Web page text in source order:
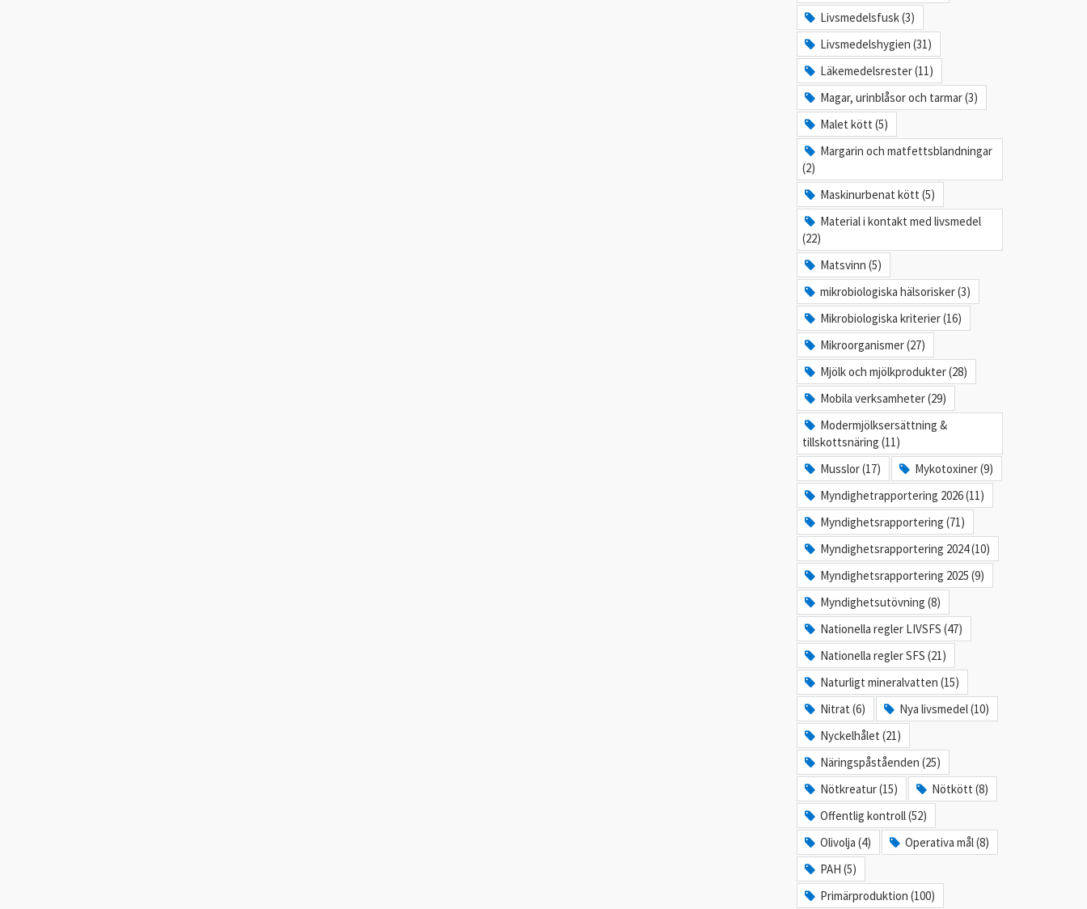
Livsmedelsfusk (3)
Livsmedelshygien (31)
Läkemedelsrester (11)
Magar, urinblåsor och tarmar (3)
Malet kött (5)
Margarin och matfettsblandningar
(2)
Maskinurbenat kött (5)
Material i kontakt med livsmedel
(22)
Matsvinn (5)
mikrobiologiska hälsorisker (3)
Mikrobiologiska kriterier (16)
Mikroorganismer (27)
Mjölk och mjölkprodukter (28)
Mobila verksamheter (29)
Modermjölksersättning &
tillskottsnäring (11)
Musslor (17)
Mykotoxiner (9)
Myndighetrapportering 2026 (11)
Myndighetsrapportering (71)
Myndighetsrapportering 2024 (10)
Myndighetsrapportering 2025 (9)
Myndighetsutövning (8)
Nationella regler LIVSFS (47)
Nationella regler SFS (21)
Naturligt mineralvatten (15)
Nitrat (6)
Nya livsmedel (10)
Nyckelhålet (21)
Näringspåståenden (25)
Nötkreatur (15)
Nötkött (8)
Offentlig kontroll (52)
Olivolja (4)
Operativa mål (8)
PAH (5)
Primärproduktion (100)